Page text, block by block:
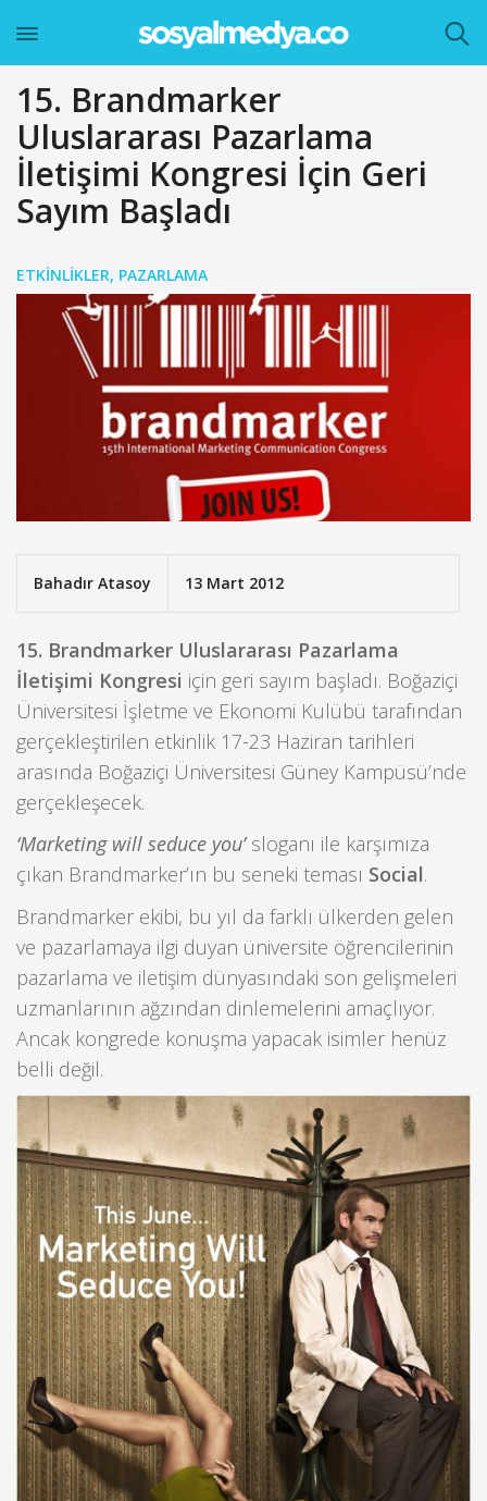
15. Brandmarker
Uluslararası Pazarlama
İletişimi Kongresi İçin Geri
Sayım Başladı
ETKINLIKLER, PAZARLAMA
Bahadır Atasoy 13 Mart 2012
15. Brandmarker Uluslararası Pazarlama
İletişimi Kongresi için geri sayım başladı. Boğaziçi
Üniversitesi İşletme ve Ekonomi Kulübü tarafından
gerçekleştirilen etkinlik 17-23 Haziran tarihleri
arasında Boğaziçi Üniversitesi Güney Kampüsü’nde
gerçekleşecek.
‘Marketing will seduce you’sloganı ile karşımıza
çıkan Brandmarker’ın bu seneki teması Social.
Brandmarker ekibi, bu yıl da farklı ülkerden gelen
ve pazarlamaya ilgi duyan üniversite öğrencilerinin
pazarlama ve iletişim dünyasındaki son gelişmeleri
uzmanlarının ağzından dinlemelerini amaçlıyor.
Ancak kongrede konuşma yapacak isimler henüz
belli değil.